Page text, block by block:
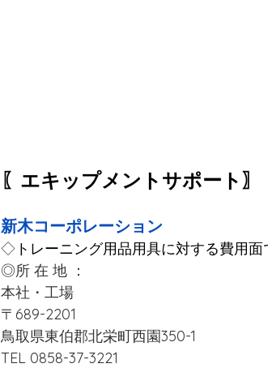
〖エキップメントサポート〗
新木コーポレーション
◇ トレーニング用品用具に対する費用面
◎所 在 地 ：
本社・工場
〒689-2201
鳥取県東伯郡北栄町西園350-1
TEL 0858-37-3221